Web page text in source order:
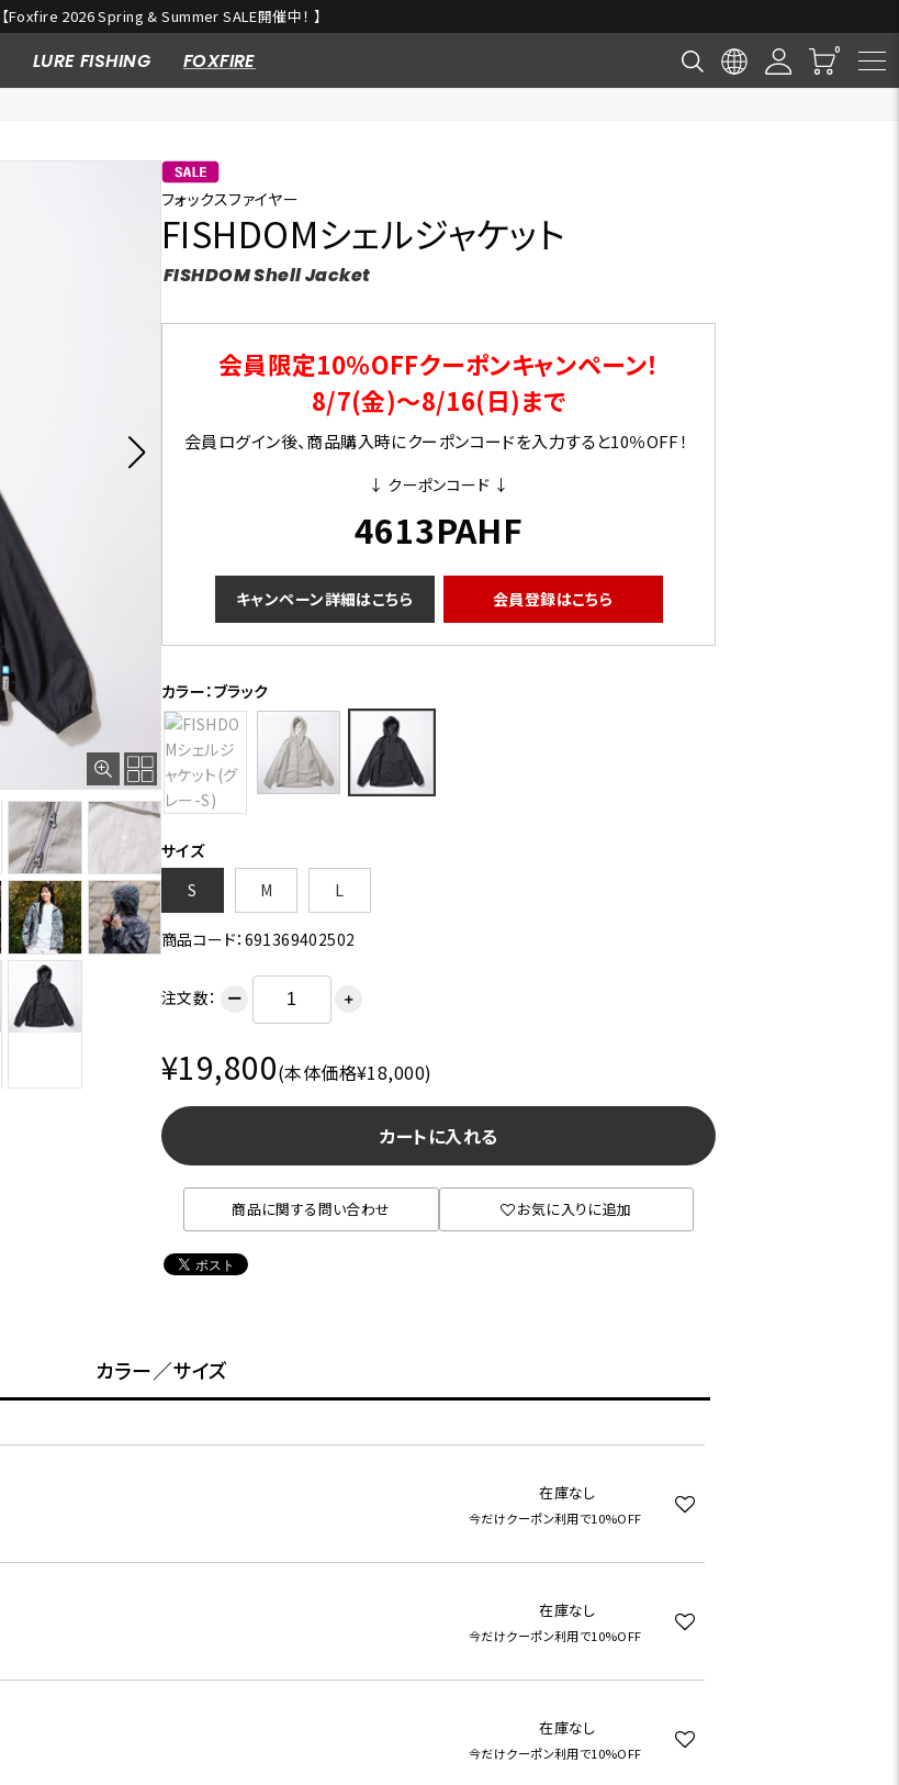
【Foxfire 2026 Spring & Summer SALE開催中！ 】
LURE FISHING FOXFIRE
フォックスファイヤー
FISHDOMシェルジャケット
FISHDOM Shell Jacket
会員限定10％OFFクーポンキャンペーン！
8/7(金)～8/16(日)まで
会員ログイン後、商品購入時にクーポンコードを入力すると10％OFF！
↓ クーポンコード ↓
4613PAHF
キャンペーン詳細はこちら 会員登録はこちら
カラー：ブラック
サイズ
S
M L
商品コード：691369402502
注文数： ー ＋
¥19,800(本体価格¥18,000)
カートに入れる
商品に関する問い合わせ お気に入りに追加
カラー／サイズ
在庫なし
今だけクーポン利用で10%OFF
在庫なし
今だけクーポン利用で10%OFF
在庫なし
今だけクーポン利用で10%OFF